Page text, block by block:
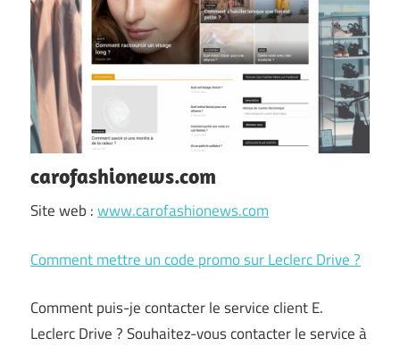
carofashionews.com
Site web :www.carofashionews.com
Comment mettre un code promo sur Leclerc Drive ?
Comment puis-je contacter le service client E.
Leclerc Drive ? Souhaitez-vous contacter le service à